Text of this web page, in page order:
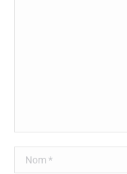
Nom *